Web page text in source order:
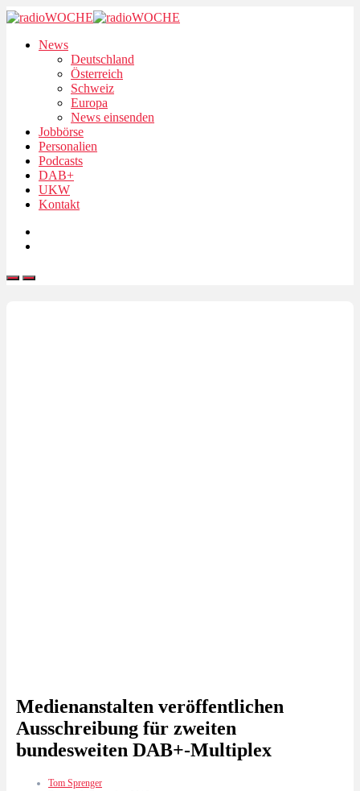
News
Deutschland
Österreich
Schweiz
Europa
News einsenden
Jobbörse
Personalien
Podcasts
DAB+
UKW
Kontakt
Medienanstalten veröffentlichen
Ausschreibung für zweiten
bundesweiten DAB+-Multiplex
Tom Sprenger